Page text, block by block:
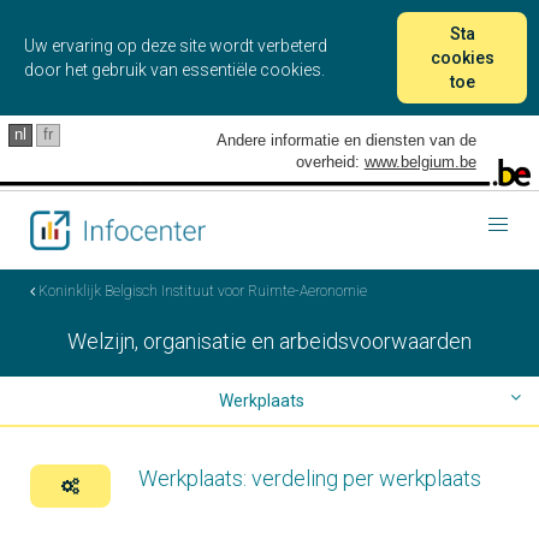
Uw ervaring op deze site wordt verbeterd
door het gebruik van essentiële cookies.
Sta
cookies
toe
nl fr
Andere informatie en diensten van de
overheid: www.belgium.be
Koninklijk Belgisch Instituut voor Ruimte-Aeronomie
Welzijn, organisatie en arbeidsvoorwaarden
Werkplaats
Telewerk
Werkplaats: verdeling per werkplaats